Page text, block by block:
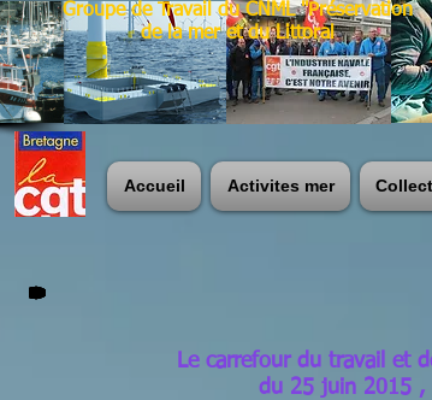
Accueil Activites mer
Groupe de Travail du CNML "Préservation
de la mer et du Littoral
Le carrefour du travail et
du 25 juin 2015 ,